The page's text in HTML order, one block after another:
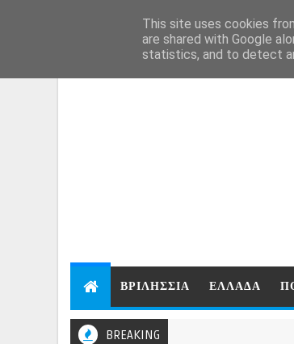
ΒΡΙΛΗΣΣΙΑ ΕΛΛΑΔΑ
BREAKING
This site uses cookies
are shared with Google
statistics, and to detect